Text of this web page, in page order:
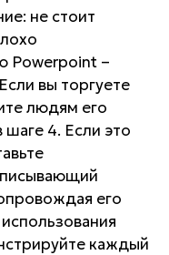
не стоит
Powerpoint –
вы торгуете
людям его
шаге 4. Если это
его
каждый